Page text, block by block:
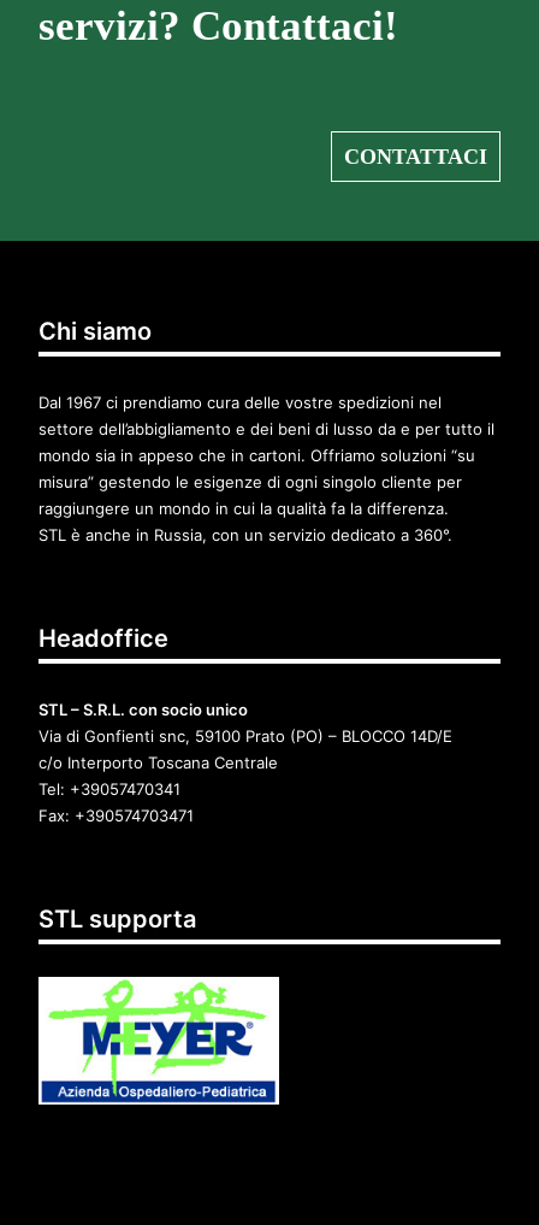
servizi? Contattaci!
CONTATTACI
Chi siamo
Dal 1967 ci prendiamo cura delle vostre spedizioni nel
settore dell’abbigliamento e dei beni di lusso da e per tutto il
mondo sia in appeso che in cartoni. Offriamo soluzioni “su
misura” gestendo le esigenze di ogni singolo cliente per
raggiungere un mondo in cui la qualità fa la differenza.
STL è anche in Russia, con un servizio dedicato a 360°.
Headoffice
STL –S.R.L. con socio unico
Via di Gonfienti snc, 59100 Prato (PO) – BLOCCO 14D/E
c/o Interporto Toscana Centrale
Tel: +39057470341
Fax: +390574703471
STL supporta